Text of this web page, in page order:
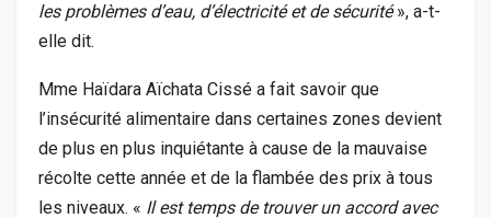
les problèmes d’eau, d’électricité et de sécurité», a-t-
elle dit.
Mme Haïdara Aïchata Cissé a fait savoir que
l’insécurité alimentaire dans certaines zones devient
de plus en plus inquiétante à cause de la mauvaise
récolte cette année et de la flambée des prix à tous
les niveaux. « Il est temps de trouver un accord avec